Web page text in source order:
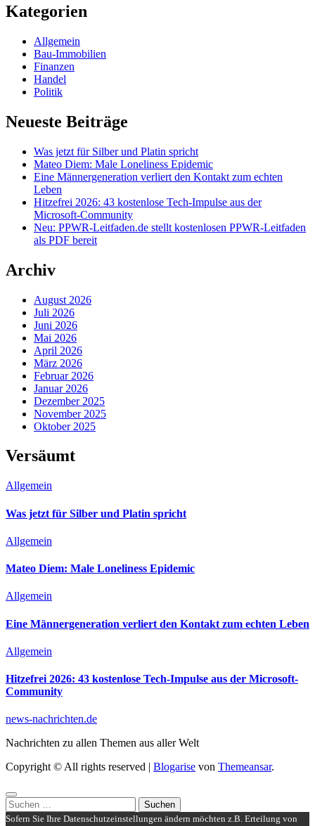
Kategorien
Allgemein
Bau-Immobilien
Finanzen
Handel
Politik
Neueste Beiträge
Was jetzt für Silber und Platin spricht
Mateo Diem: Male Loneliness Epidemic
Eine Männergeneration verliert den Kontakt zum echten
Leben
Hitzefrei 2026: 43 kostenlose Tech-Impulse aus der
Microsoft-Community
Neu: PPWR-Leitfaden.de stellt kostenlosen PPWR-Leitfaden
als PDF bereit
Archiv
August 2026
Juli 2026
Juni 2026
Mai 2026
April 2026
März 2026
Februar 2026
Januar 2026
Dezember 2025
November 2025
Oktober 2025
Versäumt
Allgemein
Was jetzt für Silber und Platin spricht
Allgemein
Mateo Diem: Male Loneliness Epidemic
Allgemein
Eine Männergeneration verliert den Kontakt zum echten Leben
Allgemein
Hitzefrei 2026: 43 kostenlose Tech-Impulse aus der Microsoft-
Community
news-nachrichten.de
Nachrichten zu allen Themen aus aller Welt
Copyright © All rights reserved
Blogarise von Themeansar.
Suchen
nach:
Sofern Sie Ihre Datenschutzeinstellungen ändern möchten z.B. Erteilung von